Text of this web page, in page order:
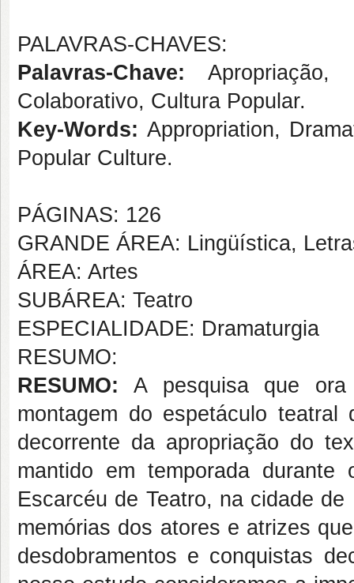
PALAVRAS-CHAVES:
Palavras-Chave: Apropriação,
Colaborativo, Cultura Popular.
Key-Words: Appropriation,
Popular Culture.
PÁGINAS: 126
GRANDE ÁREA: Lingüística,
ÁREA: Artes
SUBÁREA: Teatro
ESPECIALIDADE: Dramaturgia
RESUMO:
RESUMO: A pesquisa que ora
montagem do espetáculo
decorrente da apropriação do
mantido em temporada
Escarcéu de Teatro, na cidade
memórias dos atores e atrizes
desdobramentos e conquistas